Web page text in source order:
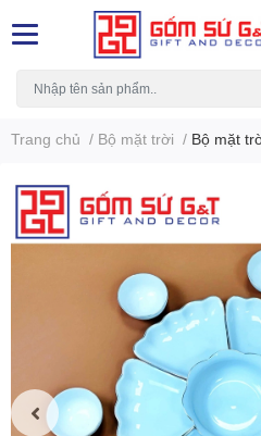
Trang chủ / Bộ mặt trời / Bộ mặt